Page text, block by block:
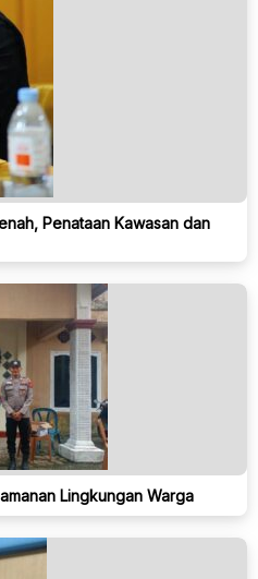
Penataan Kawasan dan
Lingkungan Warga